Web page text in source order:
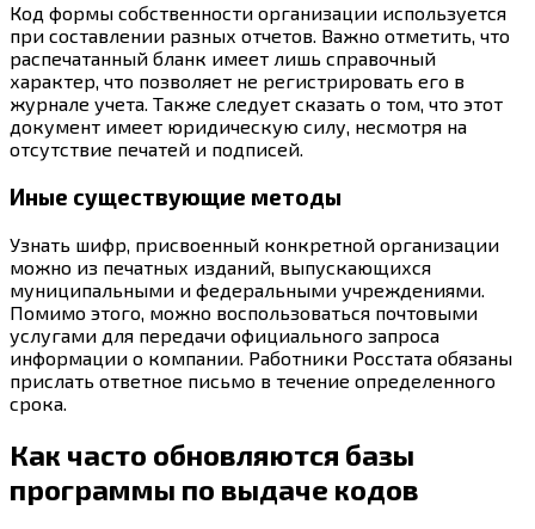
Код формы собственности организации используется
при составлении разных отчетов. Важно отметить, что
распечатанный бланк имеет лишь справочный
характер, что позволяет не регистрировать его в
журнале учета. Также следует сказать о том, что этот
документ имеет юридическую силу, несмотря на
отсутствие печатей и подписей.
Иные существующие методы
Узнать шифр, присвоенный конкретной организации
можно из печатных изданий, выпускающихся
муниципальными и федеральными учреждениями.
Помимо этого, можно воспользоваться почтовыми
услугами для передачи официального запроса
информации о компании. Работники Росстата обязаны
прислать ответное письмо в течение определенного
срока.
Как часто обновляются базы
программы по выдаче кодов